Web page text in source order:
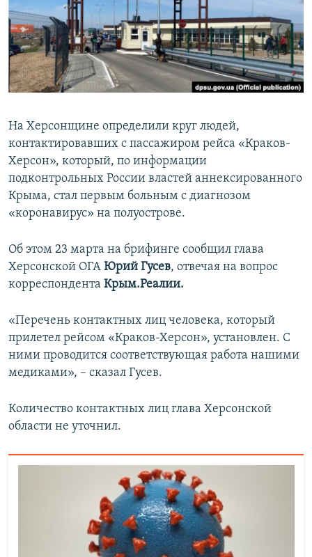
ПОБЕДИТЕЛЕЙ НЕ СУДЯТ?
КРЫМ.НЕПОКОРЕННЫЙ
ELIFBE
УКРАИНСКАЯ ПРОБЛЕМА КРЫМА
ПРИСОЕДИНЯЙТЕСЬ!
На Херсонщине определили круг людей,
контактировавших с пассажиром рейса «Краков-
Херсон», который, по информации
подконтрольных России властей аннексированного
Крыма, стал первым больным с диагнозом
«коронавирус» на полуострове.
Об этом 23 марта на брифинге сообщил глава
Херсонской ОГА Юрий Гусев, отвечая на вопрос
корреспондента Крым.Реалии.
«Перечень контактных лиц человека, который
прилетел рейсом «Краков-Херсон», установлен. С
ними проводится соответствующая работа нашими
медиками», – сказал Гусев.
Количество контактных лиц глава Херсонской
области не уточнил.